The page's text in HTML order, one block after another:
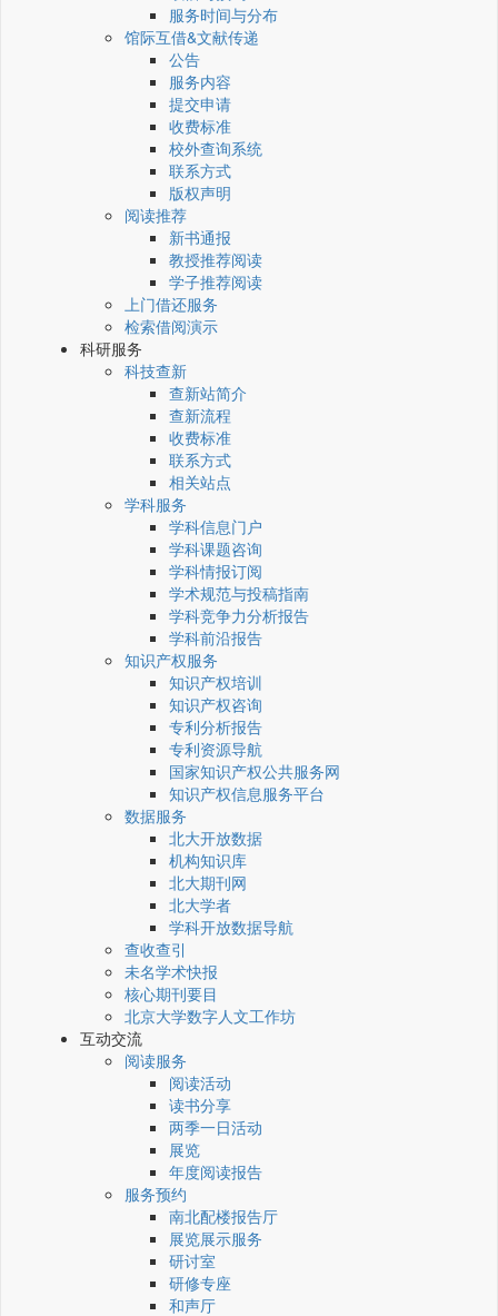
服务时间与分布
馆际互借&文献传递
公告
服务内容
提交申请
收费标准
校外查询系统
联系方式
版权声明
阅读推荐
新书通报
教授推荐阅读
学子推荐阅读
上门借还服务
检索借阅演示
科研服务
科技查新
查新站简介
查新流程
收费标准
联系方式
相关站点
学科服务
学科信息门户
学科课题咨询
学科情报订阅
学术规范与投稿指南
学科竞争力分析报告
学科前沿报告
知识产权服务
知识产权培训
知识产权咨询
专利分析报告
专利资源导航
国家知识产权公共服务网
知识产权信息服务平台
数据服务
北大开放数据
机构知识库
北大期刊网
北大学者
学科开放数据导航
查收查引
未名学术快报
核心期刊要目
北京大学数字人文工作坊
互动交流
阅读服务
阅读活动
读书分享
两季一日活动
展览
年度阅读报告
服务预约
南北配楼报告厅
展览展示服务
研讨室
研修专座
和声厅